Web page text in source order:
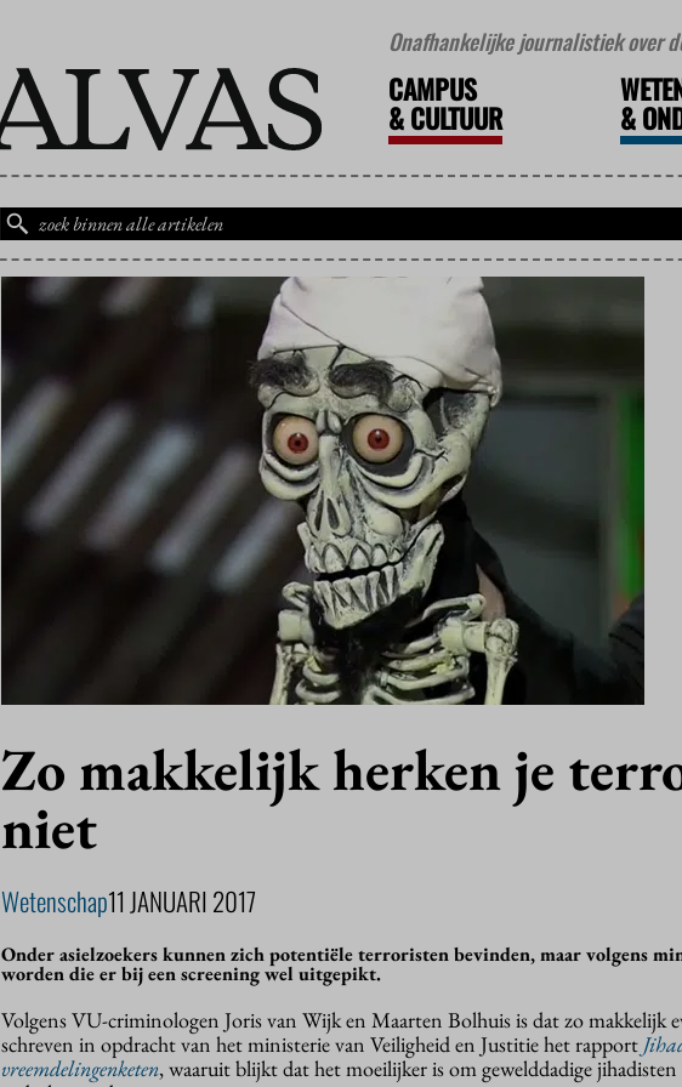
Onafhankelijke journalistiek over
CAMPUS
&CULTUUR &
Zo makkelijk herken je
niet
Wetenschap11 JANUARI 2017
Onder asielzoekers kunnen zich potentiële terroristen bevinden, maar volgens
worden die er bij een screening wel uitgepikt.
Volgens VU-criminologen Joris van Wijk en Maarten Bolhuis is dat zo makkelijk
schreven in opdracht van het ministerie van Veiligheid en Justitie het rapport
vreemdelingenketen, waaruit blijkt dat het moeilijker is om gewelddadige